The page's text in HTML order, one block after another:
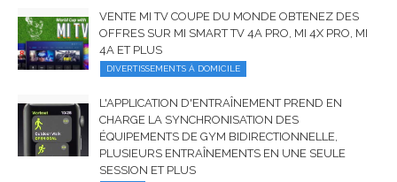
VENTE MI TV COUPE DU MONDE OBTENEZ DES
OFFRES SUR MI SMART TV 4A PRO, MI 4X PRO, MI
4A ET PLUS
DIVERTISSEMENTS À DOMICILE
L'APPLICATION D'ENTRAÎNEMENT PREND EN
CHARGE LA SYNCHRONISATION DES
ÉQUIPEMENTS DE GYM BIDIRECTIONNELLE,
PLUSIEURS ENTRAÎNEMENTS EN UNE SEULE
SESSION ET PLUS